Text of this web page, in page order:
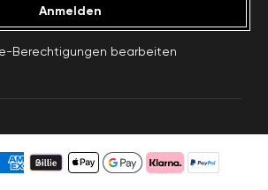
Anmelden
Berechtigungen bearbeiten